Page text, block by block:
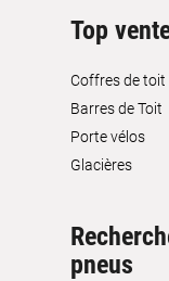
Top
Coffres de toit
Barres de Toit
Porte vélos
Glacières
pneus